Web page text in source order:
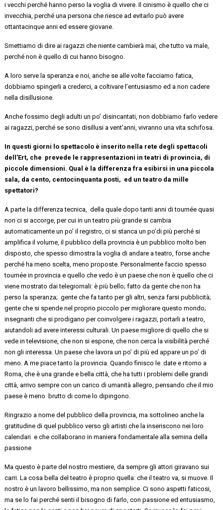
i vecchi perché hanno perso la voglia di vivere. Il cinismo è quello che ci
invecchia, perché una persona che riesce ad evitarlo può avere
ottantacinque anni ed essere giovane.
Smettiamo di dire ai ragazzi cheniente cambierà mai, chetutto va male,
perché non è quello di cui hanno bisogno.
A loro serve la speranza e noi, anche se alle volte facciamo fatica,
dobbiamo spingerli a crederci, a coltivare l’entusiasmo ed a non cadere
nella disillusione.
Anche fossimo degli adulti un po’ disincantati, non dobbiamo farlo vedere
ai ragazzi, perché se sono disillusi a vent’anni, vivranno una vita schifosa.
In questi giorni lo spettacolo è inserito nella rete degli spettacoli
dell’Ert, che prevede le rappresentazioni in teatri di provincia, di
piccole dimensioni. Qual è la differenza fra esibirsi in una piccola
sala, da cento, centocinquanta posti, ed un teatro da mille
spettatori?
A parte la differenzatecnica, della quale dopo tanti anni ditournée quasi
non ci si accorge ,per cui in un teatro più grande si cambia
automaticamenteun po’ il registro, ci si stanca un po’di più perché si
amplifica il volume,il pubblico della provincia è un pubblico molto ben
disposto, che spesso dimostra la voglia di andare a teatro, forse anche
perché ha meno scelta, meno proposte. Personalmente faccio spesso
tournée inprovincia equello che vedo è un paese che non è quello che ci
viene mostrato dai telegiornali: è più bello; fatto da gente che non ha
perso la speranza; gente che fa tanto per gli altri, senza farsi pubblicità;
gente che si spende nel proprio piccolo per migliorare questo mondo;
insegnanti che si prodigano per coinvolgere i ragazzi, portarli a teatro,
aiutandoliad avere interessi culturali. Un paese migliore di quello che si
vede in televisione, che non si espone, chenoncerca la visibilità perché
non gli interessa. Un paese che lavora un po’ di più ed appare un po’ di
meno. A me piace tanto la provincia. Quando finisco le date e ritorno a
Roma, che è una grande e bella città, che ha tutti i problemi delle grandi
città, arrivo sempre con un carico di umanità allegro, pensando che il mio
paese è meno brutto di come lo dipingono.
Ringrazio a nome del pubblico della provincia, ma sottolineo anche la
gratitudine di quel pubblico verso gli artisti che la inseriscono nei loro
calendari e che collaborano in maniera fondamentale alla semina della
passione
Ma questo è parte del nostro mestiere, da sempre gli attori giravano sui
carri. La cosa bella del teatro è proprio quella: che il teatro va, si muove. Il
nostro è un lavoro bellissimo, ma non semplice. Ci sono aspetti faticosi,
ma se lo fai perché senti il bisogno di farlo, con passione ed entusiasmo,